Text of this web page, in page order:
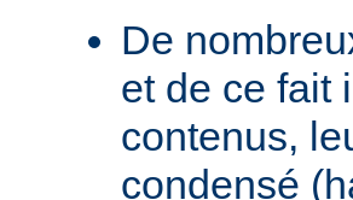
De
et de ce fait
contenus,
condensé